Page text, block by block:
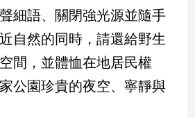
細語、關閉強光源並隨手
自然的同時，請還給野生
間，並體恤在地居民權
公園珍貴的夜空、寧靜與